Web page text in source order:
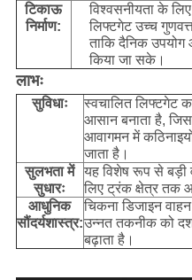
टिकाऊ
निर्माण:
विश्वसनीयता के
लिफ्टगेट उच्च
ताकि दैनिक उपयोग
किया जा सके।
लाभः
सुविधाः
स्वचालित लिफ्टगेट
आसान बनाता है,
आवागमन में
जाता है।
सुलभता में
सुधारः
यह विशेष रूप से
लिए ट्रंक क्षेत्र तक
आधुनिक
सौंदर्यशास्त्र:
चिकना डिजाइन
उन्नत तकनीक को
बढ़ाता है।